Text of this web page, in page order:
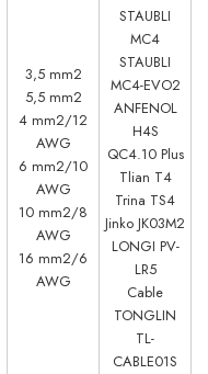
3,5 mm2
5,5 mm2
4 mm2/12
AWG
6 mm2/10
AWG
10 mm2/8
AWG
16 mm2/6
AWG
STAUBLI
MC4
STAUBLI
MC4-EVO2
ANFENOL
H4S
QC4.10 Plus
Tlian T4
Trina TS4
Jinko JK03M2
LONGI PV-
LR5
Cable
TONGLIN
TL-
CABLE01S